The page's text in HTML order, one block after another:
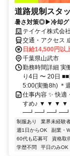
道路規制スタ
暑さ対策◎▶冷却グ
テイケイ株式会
交通・アクセス
日給14,500円以
千葉県山武市
勤務時間詳細 実
り4日 〜 20日
5:00(実働8h) ＊
仕事内容 ✨ 快
すめ♪ ▼ ▼ ▼
制服あり 業界未経験
週1日からOK
副業・
60代も応募可
資格取
学歴不問
平日のみOK